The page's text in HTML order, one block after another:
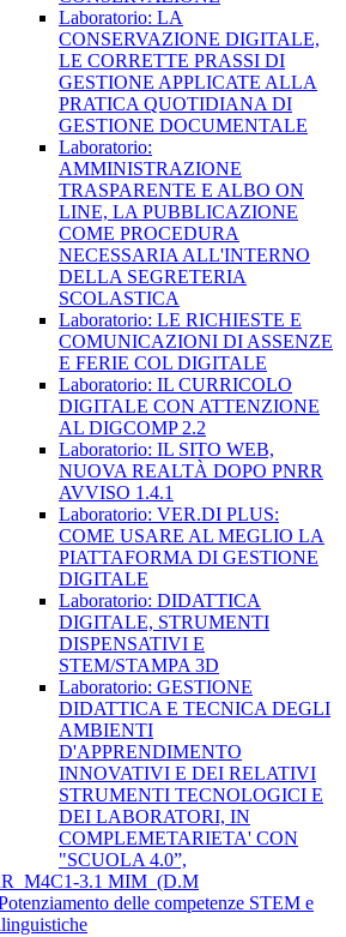
Laboratorio: LA
CONSERVAZIONE DIGITALE,
LE CORRETTE PRASSI DI
GESTIONE APPLICATE ALLA
PRATICA QUOTIDIANA DI
GESTIONE DOCUMENTALE
Laboratorio:
AMMINISTRAZIONE
TRASPARENTE E ALBO ON
LINE, LA PUBBLICAZIONE
COME PROCEDURA
NECESSARIA ALL'INTERNO
DELLA SEGRETERIA
SCOLASTICA
Laboratorio: LE RICHIESTE E
COMUNICAZIONI DI ASSENZE
E FERIE COL DIGITALE
Laboratorio: IL CURRICOLO
DIGITALE CON ATTENZIONE
AL DIGCOMP 2.2
Laboratorio: IL SITO WEB,
NUOVA REALTÀ DOPO PNRR
AVVISO 1.4.1
Laboratorio: VER.DI PLUS:
COME USARE AL MEGLIO LA
PIATTAFORMA DI GESTIONE
DIGITALE
Laboratorio: DIDATTICA
DIGITALE, STRUMENTI
DISPENSATIVI E
STEM/STAMPA 3D
Laboratorio: GESTIONE
DIDATTICA E TECNICA DEGLI
AMBIENTI
D'APPRENDIMENTO
INNOVATIVI E DEI RELATIVI
STRUMENTI TECNOLOGICI E
DEI LABORATORI, IN
COMPLEMETARIETA' CON
"SCUOLA 4.0”,
3.1 MIM_(D.M
delle competenze STEM e